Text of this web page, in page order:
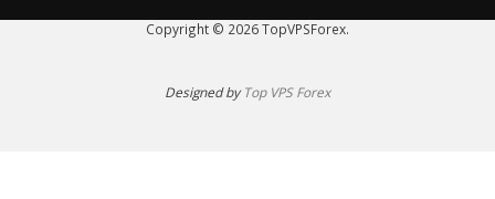
Copyright © 2026 TopVPSForex.
Designed byTop VPS Forex